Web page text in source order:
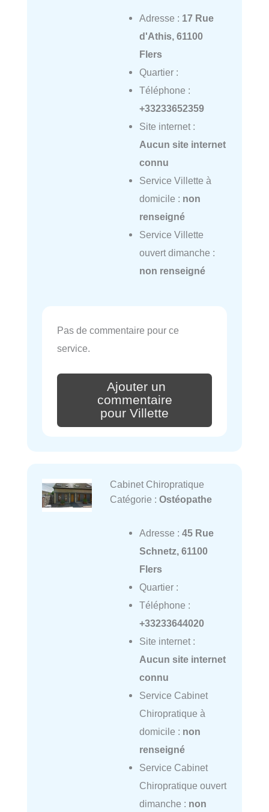
Adresse : 17 Rue
d'Athis, 61100
Flers
Quartier :
Téléphone :
+33233652359
Site internet :
Aucun site internet
connu
Service Villette à
domicile : non
renseigné
Service Villette
ouvert dimanche :
non renseigné
Pas de commentaire pour ce
service.
Ajouter un
commentaire
pour Villette
Cabinet Chiropratique
Catégorie : Ostéopathe
Adresse : 45 Rue
Schnetz, 61100
Flers
Quartier :
Téléphone :
+33233644020
Site internet :
Aucun site internet
connu
Service Cabinet
Chiropratique à
domicile : non
renseigné
Service Cabinet
Chiropratique ouvert
dimanche : non